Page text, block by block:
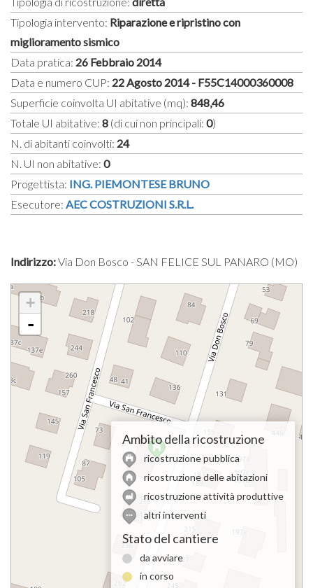
Tipologia intervento: Riparazione e ripristino con
miglioramento sismico
Data pratica: 26 Febbraio 2014
Data e numero CUP: 22 Agosto 2014 - F55C14000360008
Superficie coinvolta UI abitative (mq): 848,46
Totale UI abitative: 8 (di cui non principali: 0)
N. di abitanti coinvolti: 24
N. UI non abitative: 0
Progettista: ING. PIEMONTESE BRUNO
Esecutore: AEC COSTRUZIONI S.R.L.
Indirizzo:Via Don Bosco - SAN FELICE SUL PANARO (MO)
+
-
Ambito della ricostruzione
ricostruzione pubblica
ricostruzione delle abitazioni
ricostruzione attività produttive
altri interventi
Stato del cantiere
da avviare
in corso